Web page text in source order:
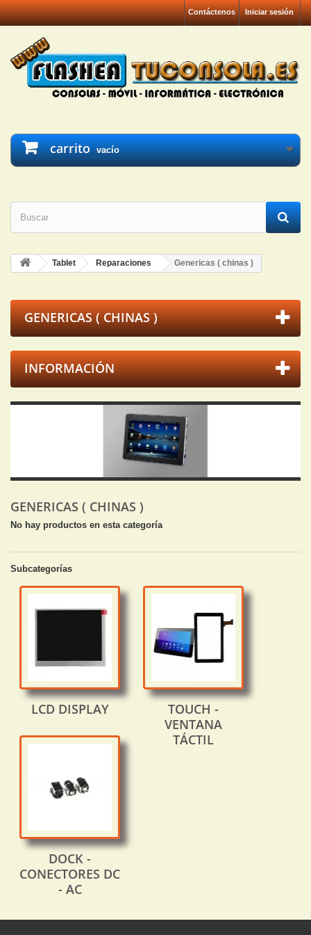
Iniciar sesión
Contáctenos
carrito vacío
Tablet Reparaciones Genericas ( chinas )
GENERICAS ( CHINAS )
INFORMACIÓN
GENERICAS ( CHINAS )
No hay productos en esta categoría
Subcategorías
LCD DISPLAY
TOUCH -
VENTANA
TÁCTIL
DOCK -
CONECTORES DC
- AC